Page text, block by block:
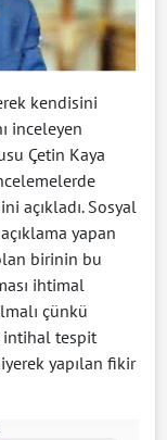
kendisini
inceleyen
Çetin Kaya
açıkladı. Sosyal
yapan
birinin bu
ihtimal
çünkü
intihal tespit
yapılan fikir